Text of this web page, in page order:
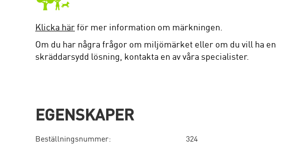
Klicka härför mer information om märkningen.
Om du har några frågor om miljömärket eller om du vill ha en
skräddarsydd lösning, kontakta en av våra specialister.
EGENSKAPER
Beställningsnummer:
324